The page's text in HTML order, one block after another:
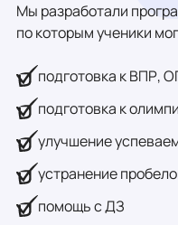
Мы разработали
по которым ученики
подготовка к ВПР,
подготовка к
улучшение
устранение
помощь с ДЗ